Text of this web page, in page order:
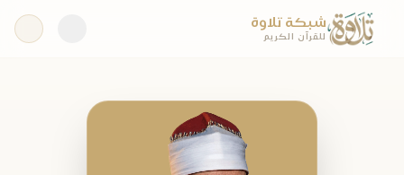
شبكة تلاوة
للقرآن الكريم